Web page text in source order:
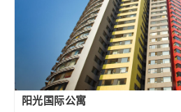
阳光国际公寓